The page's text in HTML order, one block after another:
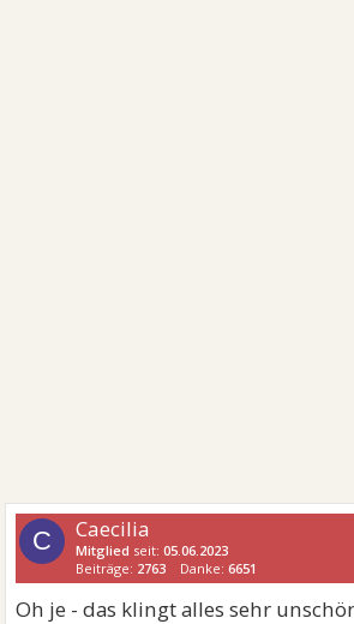
C Caecilia
Mitglied seit:05.06.2023
Beiträge: 2763 Danke:6651
Oh je - das klingt alles sehr